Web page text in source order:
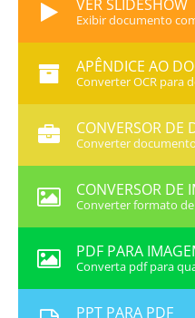
VER SLIDESHOW
Exibir documento
APÊNDICE AO
Converter OCR para
CONVERSOR DE
Converter
CONVERSOR DE
Converter formato
PDF PARA
Converta pdf para
PPT PARA PDF